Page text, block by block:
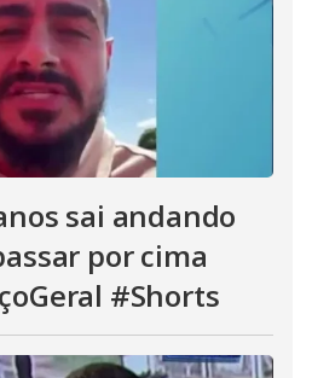
sai andando
por cima
#Shorts